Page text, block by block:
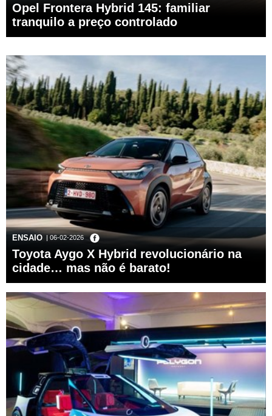
Opel Frontera Hybrid 145: familiar
tranquilo a preço controlado
ENSAIO | 06-02-2026
Toyota Aygo X Hybrid revolucionário na
cidade… mas não é barato!